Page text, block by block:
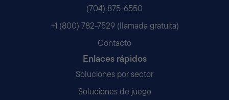
(704) 875-6550
+1 (800) 782-7529 (llamada gratuita)
Contacto
Enlaces rápidos
Soluciones por sector
Soluciones de juego